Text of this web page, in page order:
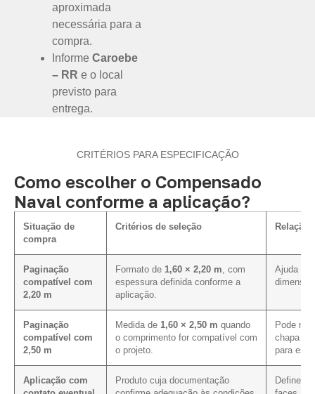
aproximada
necessária para a
compra.
Informe Caroebe
– RR e o local
previsto para
entrega.
CRITÉRIOS PARA ESPECIFICAÇÃO
Como escolher o Compensado
Naval conforme a aplicação?
Situação de
compra
Critérios de seleção Relação
Paginação
compatível com
2,20 m
Formato de 1,60 × 2,20 m , com
espessura definida conforme a
aplicação.
Ajuda a
Paginação
compatível com
2,50 m
Medida de 1,60 × 2,50 m quando
o comprimento for compatível com
o projeto.
Pode
chapa
para
Aplicação com
Produto cuja documentação
Define